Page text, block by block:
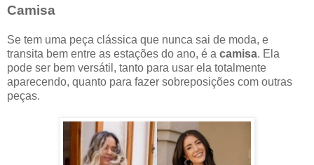
Camisa
Se tem uma peça clássica que nunca sai de moda, e
transita bem entre as estações do ano, é a camisa. Ela
pode ser bem versátil, tanto para usar ela totalmente
aparecendo, quanto para fazer sobreposições com outras
peças.